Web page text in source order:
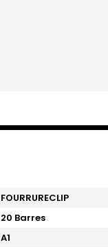
FOURRURECLIP
20 Barres
A1